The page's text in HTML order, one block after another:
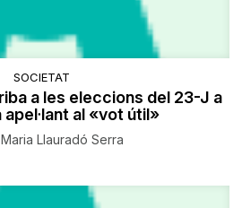
SOCIETAT
a les eleccions del 23-J a
apel·lant al «vot útil»
Llauradó Serra